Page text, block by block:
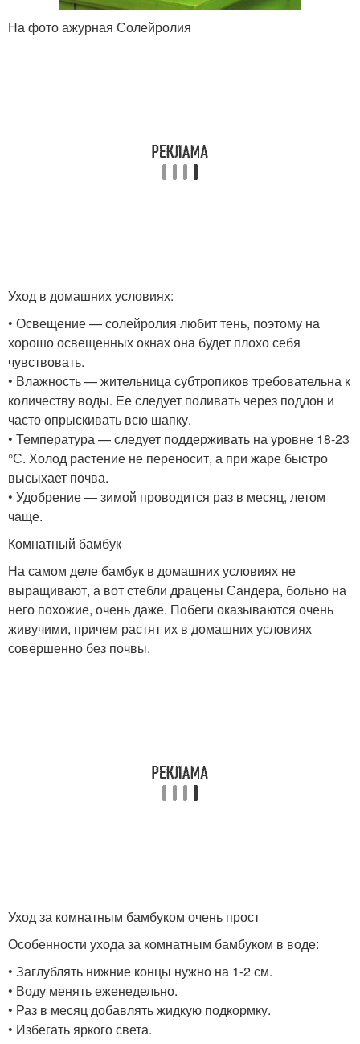
На фото ажурная Солейролия
Уход в домашних условиях:
• Освещение — солейролия любит тень, поэтому на
хорошо освещенных окнах она будет плохо себя
чувствовать.
• Влажность — жительница субтропиков требовательна к
количеству воды. Ее следует поливать через поддон и
часто опрыскивать всю шапку.
• Температура — следует поддерживать на уровне 18-23
°С. Холод растение не переносит, а при жаре быстро
высыхает почва.
• Удобрение — зимой проводится раз в месяц, летом
чаще.
Комнатный бамбук
На самом деле бамбук в домашних условиях не
выращивают, а вот стебли драцены Сандера, больно на
него похожие, очень даже. Побеги оказываются очень
живучими, причем растят их в домашних условиях
совершенно без почвы.
Уход за комнатным бамбуком очень прост
Особенности ухода за комнатным бамбуком в воде:
• Заглублять нижние концы нужно на 1-2 см.
• Воду менять еженедельно.
• Раз в месяц добавлять жидкую подкормку.
• Избегать яркого света.